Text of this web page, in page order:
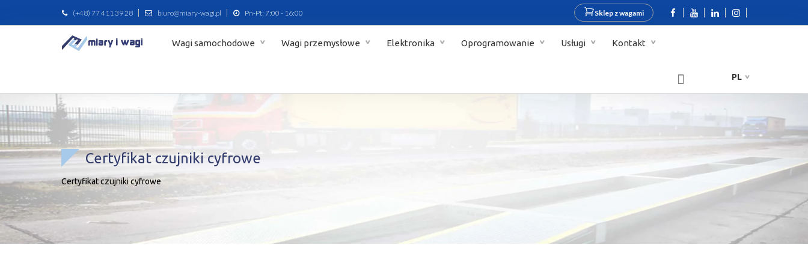
(+48) 77 411 39 28 biuro@miary-wagi.pl Pn-Pt: 7:00 - 16:00 Sklep z wagami
Wagi samochodowe Wagi przemysłowe Elektronika Oprogramowanie Usługi Kontakt
PL
Certyfikat czujniki cyfrowe
Certyfikat czujniki cyfrowe